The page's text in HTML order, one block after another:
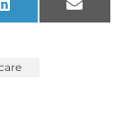
LinkedIn Email